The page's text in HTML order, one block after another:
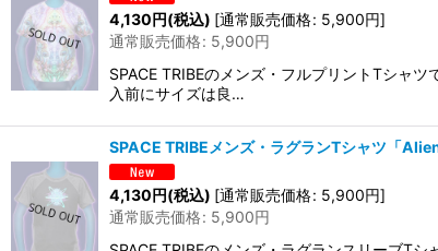
4,130円(税込) [通常販売価格: 5,900円]
通常販売価格: 5,900円
SPACE TRIBEのメンズ・フルプリントTシャ
入前にサイズは良…
SPACE TRIBEメンズ・ラグランTシャツ「
4,130円(税込) [通常販売価格: 5,900円]
通常販売価格: 5,900円